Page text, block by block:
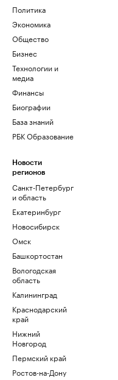
Политика
Экономика
Общество
Бизнес
Технологии и
медиа
Финансы
Биографии
База знаний
РБК Образование
Новости
регионов
Санкт-Петербург
и область
Екатеринбург
Новосибирск
Омск
Башкортостан
Вологодская
область
Калининград
Краснодарский
край
Нижний
Новгород
Пермский край
Ростов-на-Дону